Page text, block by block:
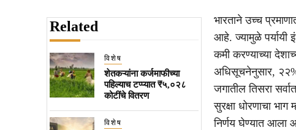
Related
विशेष
शेतकऱ्यांना कर्जमाफीच्या
पहिल्याच टप्प्यात ₹५,०२८
कोटींचे वितरण
विशेष
भारताने उच्च
आहे. ज्यामुळे पर्यायी
कमी करण्याच्या
अधिसूचनेनुसार,
जगातील तिसरा
सुरक्षा धोरणाचा
निर्णय घेण्यात आला